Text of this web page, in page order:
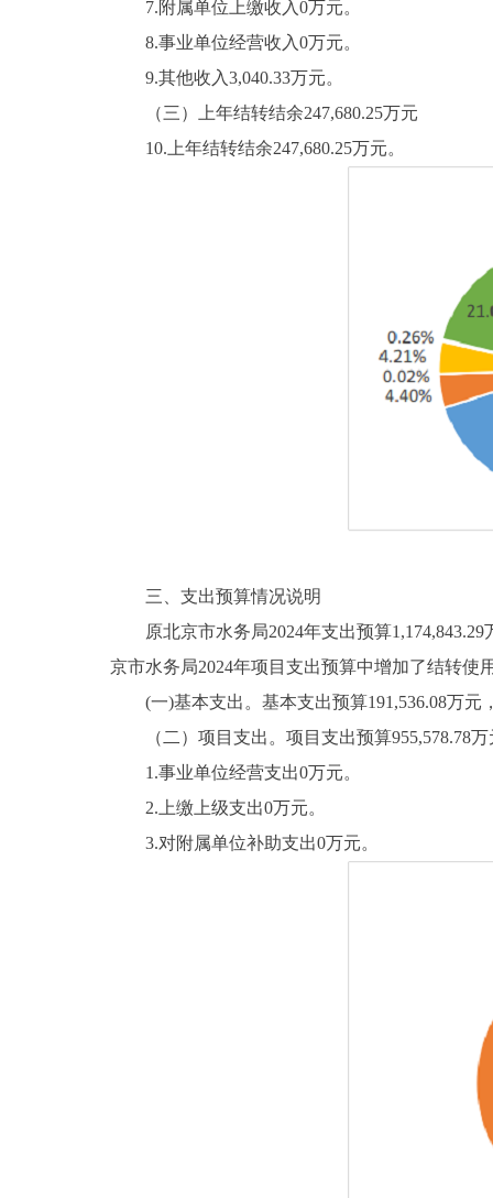
7.附属单位上缴收入0万元。
8.事业单位经营收入0万元。
9.其他收入3,040.33万元。
（三）上年结转结余247,680.25万元
10.上年结转结余247,680.25万元。
三、支出预算情况说明
原北京市水务局2024年支出预算
京市水务局2024年项目支出预算中增加了结转
(一)基本支出。基本支出预算191,536.08万元
（二）项目支出。项目支出预算955,578.78
1.事业单位经营支出0万元。
2.上缴上级支出0万元。
3.对附属单位补助支出0万元。